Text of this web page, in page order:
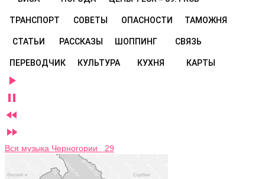
ТРАНСПОРТ СОВЕТЫ ОПАСНОСТИ ТАМОЖНЯ
СТАТЬИ РАССКАЗЫ ШОППИНГ СВЯЗЬ
ПЕРЕВОДЧИК КУЛЬТУРА КУХНЯ КАРТЫ




Вся музыка Черногории 29